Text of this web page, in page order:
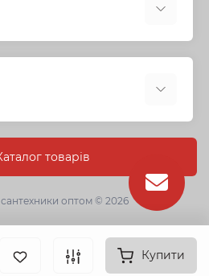
Купити
товарів
оптом © 2026